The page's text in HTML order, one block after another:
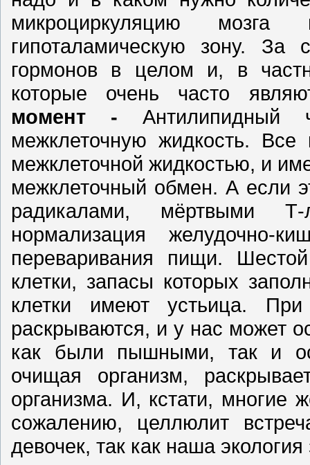
микроциркуляцию
гипоталамическую зону. За
гормонов в целом и, в
которые очень часто
момент - Антилипидный
межклеточную жидкость.
межклеточной жидкостью, и
межклеточный обмен. А если
радикалами, мёртвыми
нормализация желудочно-
переваривания пищи.
клетки, запасы которых
клетки имеют устьица.
раскрываются, и у нас может
как были пышными, так и
очищая организм,
организма. И, кстати, многие
сожалению, целлюлит
девочек, так как наша